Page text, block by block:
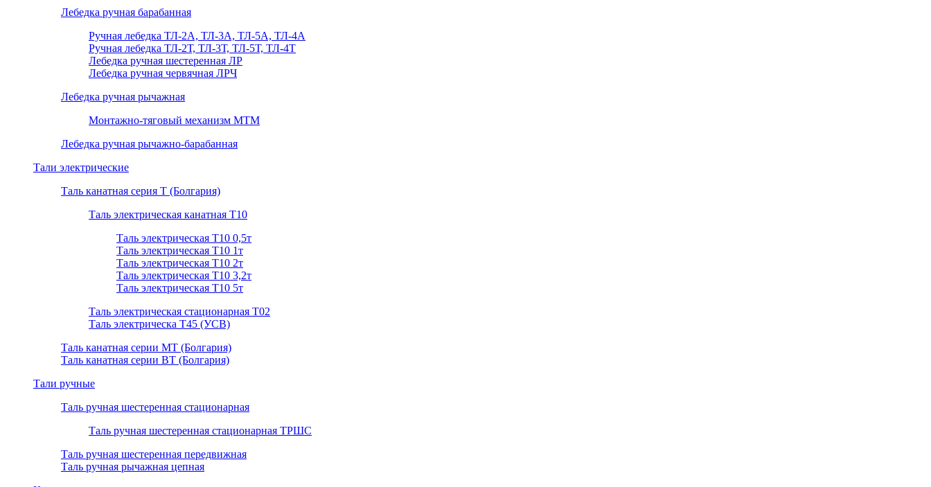
Лебедка ручная барабанная
Ручная лебедка ТЛ-2А, ТЛ-3А, ТЛ-5А, ТЛ-4А
Ручная лебедка ТЛ-2Т, ТЛ-3Т, ТЛ-5Т, ТЛ-4Т
Лебедка ручная шестеренная ЛР
Лебедка ручная червячная ЛРЧ
Лебедка ручная рычажная
Монтажно-тяговый механизм МТМ
Лебедка ручная рычажно-барабанная
Тали электрические
Таль канатная серия Т (Болгария)
Таль электрическая канатная Т10
Таль электрическая Т10 0,5т
Таль электрическая Т10 1т
Таль электрическая Т10 2т
Таль электрическая Т10 3,2т
Таль электрическая Т10 5т
Таль электрическая стационарная Т02
Таль электрическа T45 (УСВ)
Таль канатная серии МТ (Болгария)
Таль канатная серии ВТ (Болгария)
Тали ручные
Таль ручная шестеренная стационарная
Таль ручная шестеренная стационарная ТРШС
Таль ручная шестеренная передвижная
Таль ручная рычажная цепная